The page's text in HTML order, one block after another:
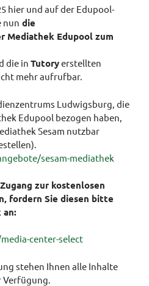
hier und auf der Edupool-
nun die
Mediathek Edupool zum
die in Tutoryerstellten
mehr aufrufbar.
Ludwigsburg, die
Edupool bezogen haben,
Sesam nutzbar
sesam-mediathek
zur kostenlosen
fordern Sie diesen bitte
an:
center-select
stehen Ihnen alle Inhalte
Verfügung.